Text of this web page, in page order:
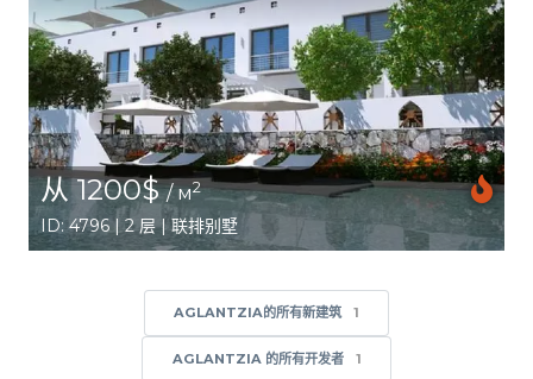
从 1200$/ м2
ID: 4796 | 2 层 | 联排别墅
AGLANTZIA的所有新建筑 1
AGLANTZIA 的所有开发者 1